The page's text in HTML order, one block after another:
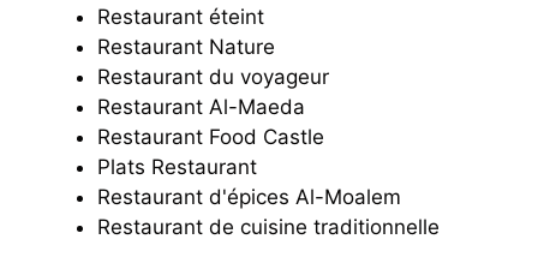
Restaurant éteint
Restaurant Nature
Restaurant du voyageur
Restaurant Al-Maeda
Restaurant Food Castle
Plats Restaurant
Restaurant d'épices Al-Moalem
Restaurant de cuisine traditionnelle